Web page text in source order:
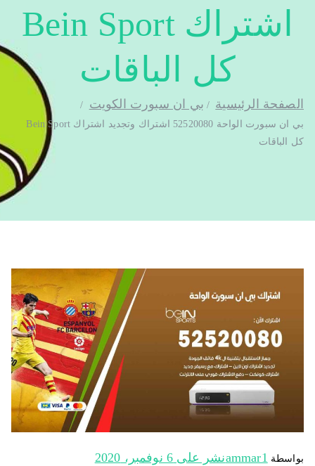
اشتراك Bein Sport
كل الباقات
الصفحة الرئيسية بي ان سبورت الكويت
بي ان سبورت الواحة 52520080 اشتراك وتجديد اشتراك Bein Sport
كل الباقات
بواسطة ammar1نشر على 6 نوفمبر، 2020